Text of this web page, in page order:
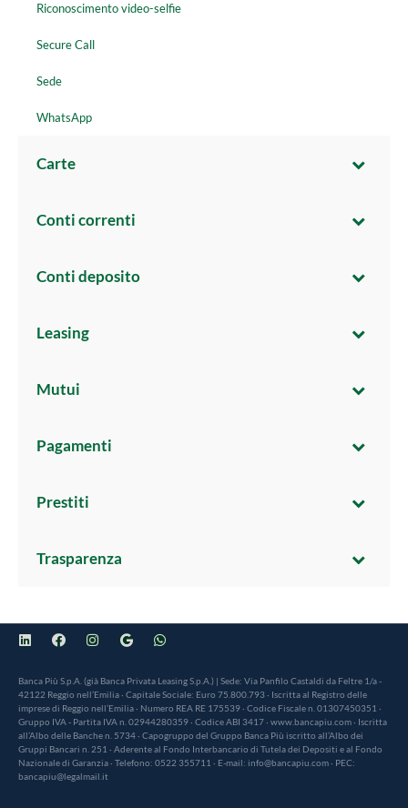
Riconoscimento video-selfie
Secure Call
Sede
WhatsApp
Carte
Conti correnti
Conti deposito
Leasing
Mutui
Pagamenti
Prestiti
Trasparenza
Banca Più S.p.A. (già Banca Privata Leasing S.p.A.) | Sede: Via Panfilo Castaldi da Feltre 1/a -
42122 Reggio nell’Emilia · Capitale Sociale: Euro 75.800.793 · Iscritta al Registro delle
imprese di Reggio nell’Emilia · Numero REA RE 175539 · Codice Fiscale n. 01307450351 ·
Gruppo IVA - Partita IVA n. 02944280359 · Codice ABI 3417 · www.bancapiu.com · Iscritta
all’Albo delle Banche n. 5734 · Capogruppo del Gruppo Banca Più iscritto all’Albo dei
Gruppi Bancari n. 251 · Aderente al Fondo Interbancario di Tutela dei Depositi e al Fondo
Nazionale di Garanzia · Telefono: 0522 355711 · E-mail: info@bancapiu.com · PEC:
bancapiu@legalmail.it